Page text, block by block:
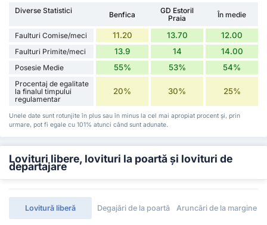
Diverse Statistici Benfica
GD Estoril
Praia
În medie
Faulturi Comise/meci 11.20 13.70 12.00
Faulturi Primite/meci 13.9 14 14.00
Posesie Medie 55% 53% 54%
Procentaj de egalitate
la finalul timpului
regulamentar
20% 30% 25%
Unele date sunt rotunjite în plus sau în minus la cel mai apropiat procent și, prin
urmare, pot fi egale cu 101% atunci când sunt adunate.
Lovituri libere, lovituri la poartă și lovituri de
departajare
Lovitură liberă Degajări de la poartă Aruncări de la margine